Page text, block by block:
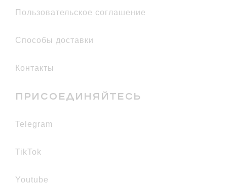
Пользовательское соглашение
Способы доставки
Контакты
ПРИСОЕДИНЯЙТЕСЬ
telegram
TikTok
youtube